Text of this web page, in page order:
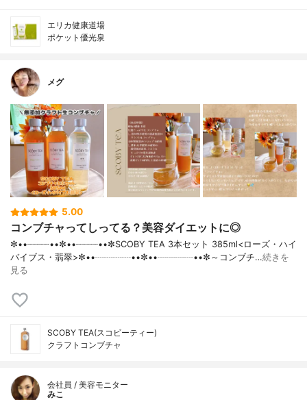
エリカ健康道場
ポケット優光泉
メグ
5.00
コンブチャってしってる？美容ダイエットに◎
✼••┈┈┈┈••✼••┈┈┈┈••✼SCOBY TEA 3本セット 385ml<ローズ・ハイ
バイブス・翡翠>✼••┈┈┈┈••✼••┈┈┈┈••✼～コンブチ…続きを
見る
SCOBY TEA(スコビーティー)
クラフトコンブチャ
会社員 / 美容モニター
みこ